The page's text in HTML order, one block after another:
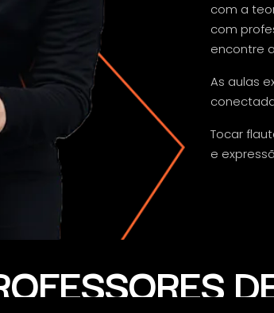
com a
com
encontre
As aulas
Tocar
e